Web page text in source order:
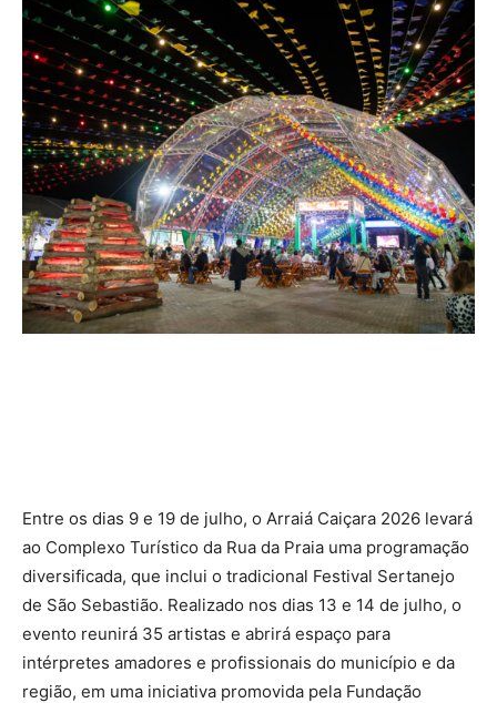
Entre os dias 9 e 19 de julho, o Arraiá Caiçara 2026 levará
ao Complexo Turístico da Rua da Praia uma programação
diversificada, que inclui o tradicional Festival Sertanejo
de São Sebastião. Realizado nos dias 13 e 14 de julho, o
evento reunirá 35 artistas e abrirá espaço para
intérpretes amadores e profissionais do município e da
região, em uma iniciativa promovida pela Fundação